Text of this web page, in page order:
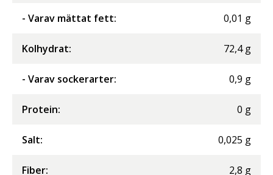
- Varav mättat fett: 0,01 g
Kolhydrat: 72,4 g
- Varav sockerarter: 0,9 g
Protein: 0 g
Salt: 0,025 g
Fiber: 2,8 g